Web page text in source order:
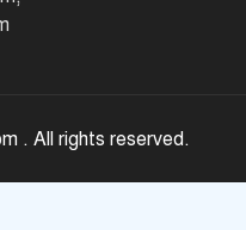
. All rights reserved.